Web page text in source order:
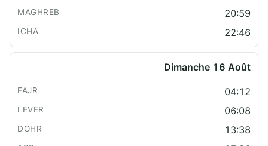
20:59
22:46
Dimanche 16 Août
04:12
06:08
13:38